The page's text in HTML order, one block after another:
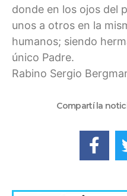
donde en los ojos del
unos a otros en la
humanos; siendo
único Padre.
Rabino Sergio
Compartí la